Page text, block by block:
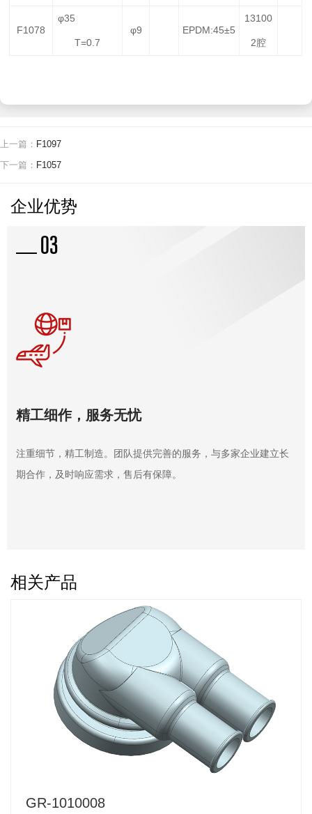
新闻资讯
F1078
φ35
T=0.7
φ9 EPDM:45±5
13100
2腔
上一篇： F1097
下一篇： F1057
企业优势
03
精工细作，服务无忧
注重细节，精工制造。团队提供完善的服务，与多家企业建立长
期合作，及时响应需求，售后有保障。
相关产品
GR-1010008